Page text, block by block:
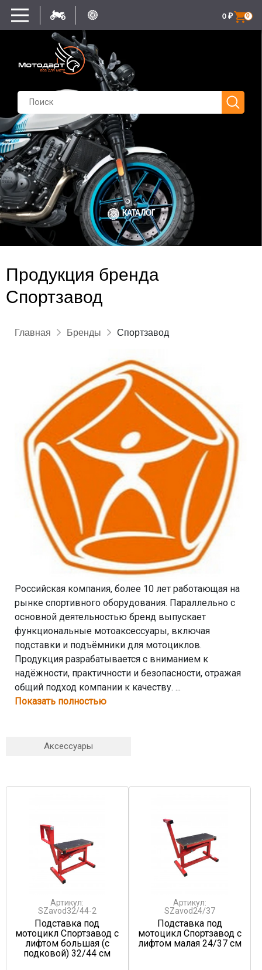
0
0 ₽
КАТАЛОГ
Продукция бренда
Спортзавод
Главная Бренды Спортзавод
Российская компания, более 10 лет работающая на
рынке спортивного оборудования. Параллельно с
основной деятельностью бренд выпускает
функциональные мотоаксессуары, включая
подставки и подъёмники для мотоциклов.
Продукция разрабатывается с вниманием к
надёжности, практичности и безопасности, отражая
общий подход компании к качеству. ...
Показать полностью
Аксессуары
Артикул:
SZavod32/44-2
Подставка под
мотоцикл Спортзавод с
лифтом большая (с
подковой) 32/44 см
Артикул:
SZavod24/37
Подставка под
мотоцикл Спортзавод с
лифтом малая 24/37 см